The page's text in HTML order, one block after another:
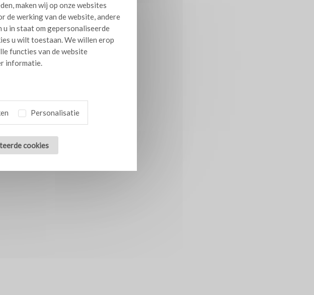
maken wij op onze websites
de werking van de website, andere
in staat om gepersonaliseerde
u wilt toestaan. We willen erop
functies van de website
informatie.
Personalisatie
cookies